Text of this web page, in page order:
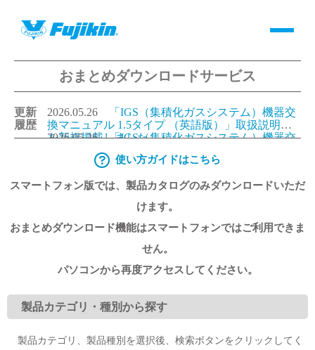
製品情報
バルブ・継手・システムを探す
製品カタログダウンロード
おまとめダウンロードサービス
更新
履歴
2026.05.26
「IGS（集積化ガスシステム）機器交
換マニュアル 1.5タイプ （英語版）」取扱説明書
を新規掲載しました。
2026.05.26「IGS（集積化ガスシステム）機器交
換マニュアル 1.125タイプ（英語版）」取扱説明書
を新規掲載しました。
2026.05.26「IGS（集積化ガスシステム）機器交
書を更新しました。
2026.05.26「IGS（集積化ガスシステム）機器交
換マニュアル 1.125タイプ（日本語版）」取扱説明
書を更新しました。
使い方ガイドはこちら
スマートフォン版では、製品カタログのみダウンロードいただ
けます。
おまとめダウンロード機能はスマートフォンではご利用できま
せん。
パソコンから再度アクセスしてください。
製品カテゴリ・種別から探す
製品カテゴリ、製品種別を選択後、検索ボタンをクリックしてく